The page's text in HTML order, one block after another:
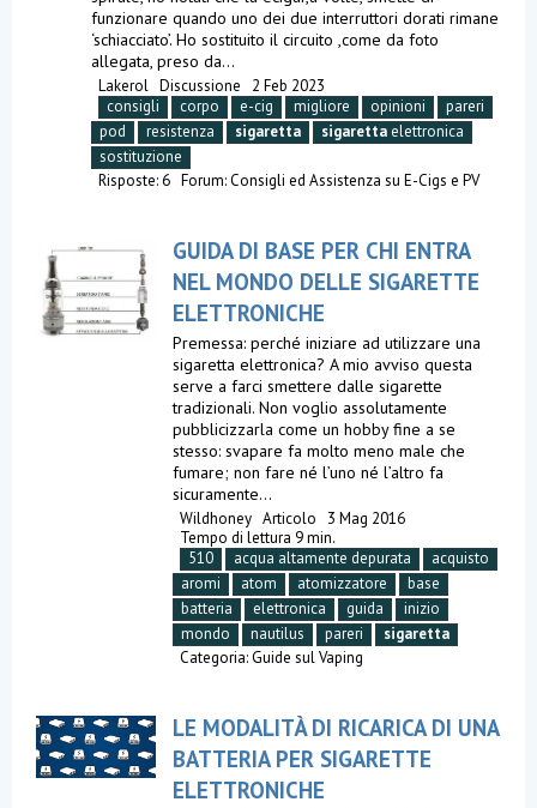
funzionare quando uno dei due interruttori dorati rimane
‘schiacciato’. Ho sostituito il circuito ,come da foto
allegata, preso da...
Lakerol Discussione
2 Feb 2023
consigli
corpo e-cig migliore opinioni
pareri
pod
resistenza sigaretta sigaretta elettronica
sostituzione
Risposte: 6 Forum:Consigli ed Assistenza su E-Cigs e PV
GUIDA DI BASE PER CHI ENTRA
NEL MONDO DELLE SIGARETTE
ELETTRONICHE
Premessa: perché iniziare ad utilizzare una
sigaretta elettronica? A mio avviso questa
serve a farci smettere dalle sigarette
tradizionali. Non voglio assolutamente
pubblicizzarla come un hobby fine a se
stesso: svapare fa molto meno male che
fumare; non fare né l’uno né l’altro fa
sicuramente...
Wildhoney Articolo
3 Mag 2016
Tempo di lettura 9 min.
510
acqua altamente depurata
acquisto
aromi
atom atomizzatore
base
batteria
elettronica guida
inizio
mondo
nautilus pareri
sigaretta
Categoria:Guide sul Vaping
LE MODALITÀ DI RICARICA DI UNA
BATTERIA PER SIGARETTE
ELETTRONICHE